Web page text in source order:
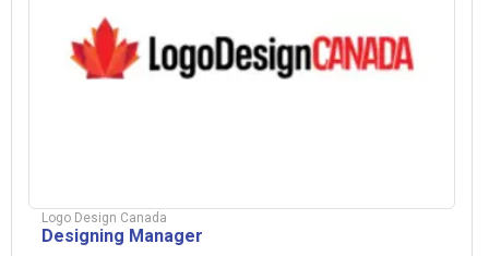
Logo Design Canada
Designing Manager